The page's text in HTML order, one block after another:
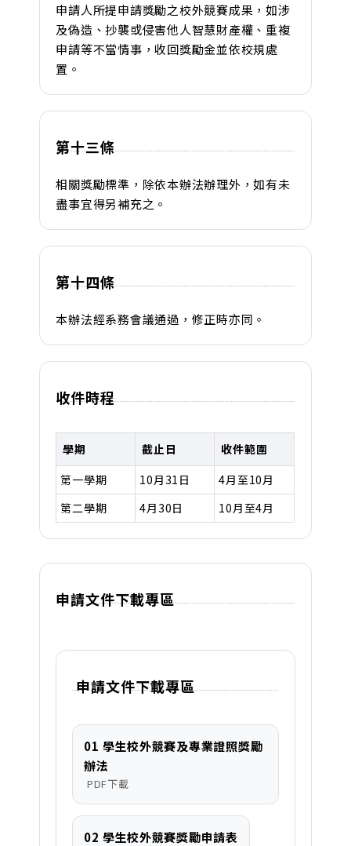
申請人所提申請獎勵之校外競賽成果，如涉
及偽造、抄襲或侵害他人智慧財產權、重複
申請等不當情事，收回獎勵金並依校規處
置。
第十三條
相關獎勵標準，除依本辦法辦理外，如有未
盡事宜得另補充之。
第十四條
本辦法經系務會議通過，修正時亦同。
收件時程
學期 截止日
收件範圍
第一學期
10月31日
4月至10月
第二學期
4月30日 10月至4月
申請文件下載專區
申請文件下載專區
01 學生校外競賽及專業證照獎勵
辦法
PDF下載
02 學生校外競賽獎勵申請表